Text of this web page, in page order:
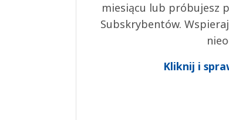
miesiącu lub próbujesz
Subskrybentów.
Kliknij i